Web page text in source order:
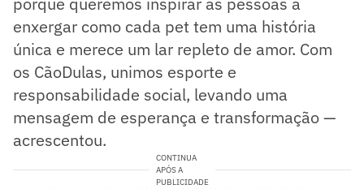
enxergar como cada pet tem uma história
única e merece um lar repleto de amor. Com
os CãoDulas, unimos esporte e
responsabilidade social, levando uma
mensagem de esperança e transformação —
acrescentou.
CONTINUA
APÓS A
PUBLICIDADE